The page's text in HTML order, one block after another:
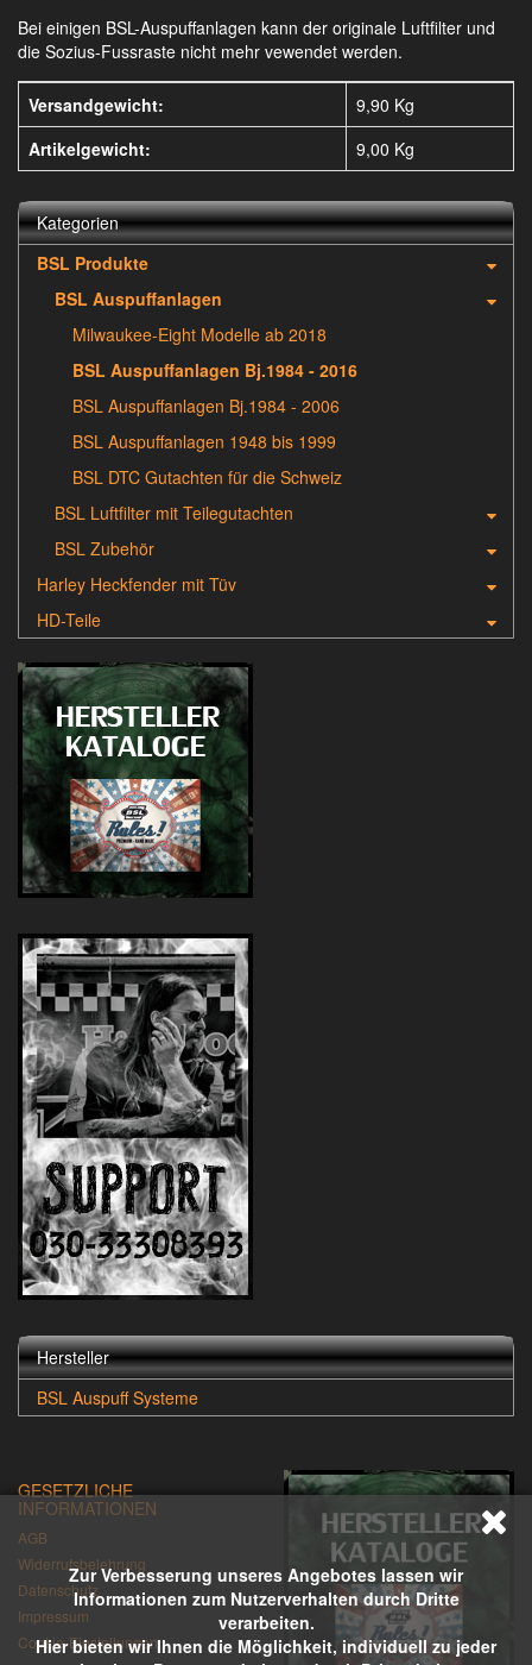
Zur Verbesserung unseres Angebotes lassen wir
Informationen zum Nutzerverhalten durch Dritte
verarbeiten.
Hier bieten wir Ihnen die Möglichkeit, individuell zu jeder
Bei einigen BSL-Auspuffanlagen kann der originale Luftfilter und
die Sozius-Fussraste nicht mehr vewendet werden.
Versandgewicht:
9,90 Kg
Artikelgewicht:
9,00 Kg
Kategorien
BSL Produkte
BSL Auspuffanlagen
Milwaukee-Eight Modelle ab 2018
BSL Auspuffanlagen Bj.1984 - 2016
BSL Auspuffanlagen Bj.1984 - 2006
BSL Auspuffanlagen 1948 bis 1999
BSL DTC Gutachten für die Schweiz
BSL Luftfilter mit Teilegutachten
BSL Zubehör
Harley Heckfender mit Tüv
HD-Teile
Hersteller
BSL Auspuff Systeme
GESETZLICHE
INFORMATIONEN
AGB
Widerrufsbelehrung
Datenschutz
Impressum
Cookie-Einstellungen